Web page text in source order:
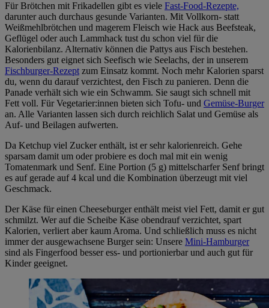
Für Brötchen mit Frikadellen gibt es viele Fast-Food-Rezepte,
darunter auch durchaus gesunde Varianten. Mit Vollkorn- statt
Weißmehlbrötchen und magerem Fleisch wie Hack aus Beefsteak,
Geflügel oder auch Lammhack tust du schon viel für die
Kalorienbilanz. Alternativ können die Pattys aus Fisch bestehen.
Besonders gut eignet sich Seefisch wie Seelachs, der in unserem
Fischburger-Rezept zum Einsatz kommt. Noch mehr Kalorien sparst
du, wenn du darauf verzichtest, den Fisch zu panieren. Denn die
Panade verhält sich wie ein Schwamm. Sie saugt sich schnell mit
Fett voll. Für Vegetarier:innen bieten sich Tofu- und Gemüse-Burger
an. Alle Varianten lassen sich durch reichlich Salat und Gemüse als
Auf- und Beilagen aufwerten.
Da Ketchup viel Zucker enthält, ist er sehr kalorienreich. Gehe
sparsam damit um oder probiere es doch mal mit ein wenig
Tomatenmark und Senf. Eine Portion (5 g) mittelscharfer Senf bringt
es auf gerade auf 4 kcal und die Kombination überzeugt mit viel
Geschmack.
Der Käse für einen Cheeseburger enthält meist viel Fett, damit er gut
schmilzt. Wer auf die Scheibe Käse obendrauf verzichtet, spart
Kalorien, verliert aber kaum Aroma. Und schließlich muss es nicht
immer der ausgewachsene Burger sein: Unsere Mini-Hamburger
sind als Fingerfood besser ess- und portionierbar und auch gut für
Kinder geeignet.